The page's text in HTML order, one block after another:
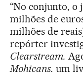
“No conjunto, o
milhões de
milhões de
repórter
Clearstream.
Mohicans, um